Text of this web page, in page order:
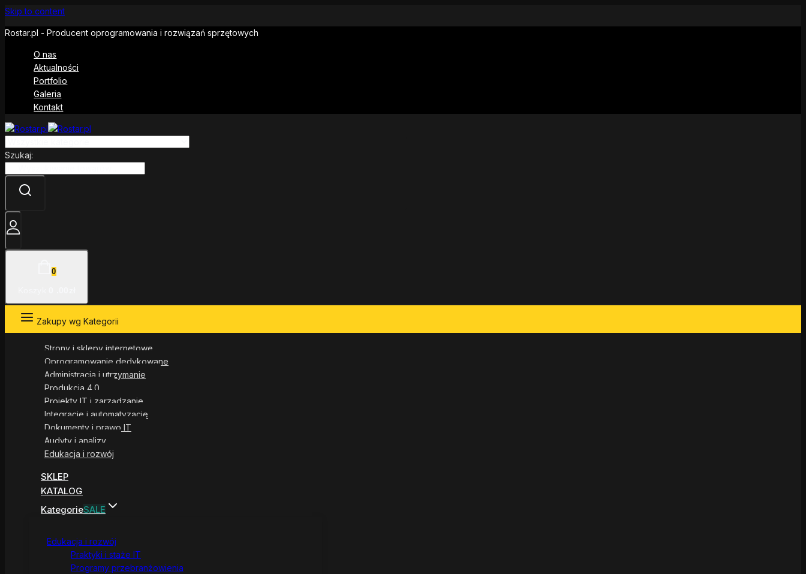
Skip to content
Rostar.pl - Producent oprogramowania i rozwiązań sprzętowych
O nas
Aktualności
Portfolio
Galeria
Kontakt
Szukaj:
0
Zakupy wg Kategorii
Strony i sklepy internetowe
Oprogramowanie dedykowane
Administracja i utrzymanie
Produkcja 4.0
Projekty IT i zarządzanie
Integracje i automatyzacje
Dokumenty i prawo IT
Audyty i analizy
Edukacja i rozwój
SKLEP
KATALOG
KategorieSALE
Edukacja i rozwój
Praktyki i staże IT
Programy przebranżowienia